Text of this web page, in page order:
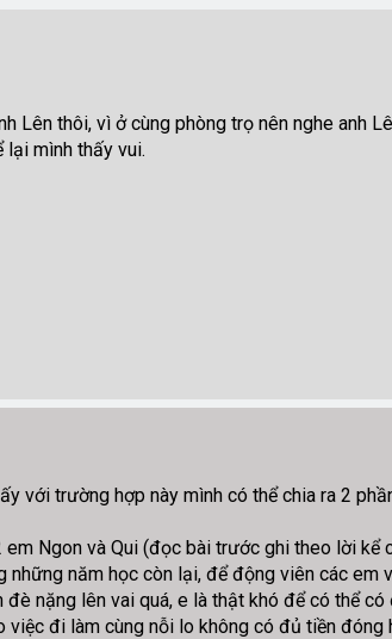
Lên thôi, vì ở cùng phòng trọ nên nghe anh
lại mình thấy vui.
với trường hợp này mình có thể chia ra 2
Ngon và Qui (đọc bài trước ghi theo lời
năm học còn lại, để động viên các em
đè nặng lên vai quá, e là thật khó để có thể
việc đi làm cùng nỗi lo không có đủ tiền